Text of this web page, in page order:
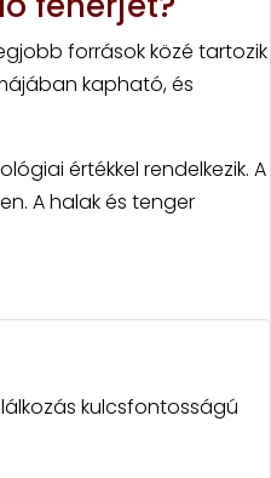
források közé tartozik
kapható, és
értékkel rendelkezik. A
A halak és tenger
kulcsfontosságú